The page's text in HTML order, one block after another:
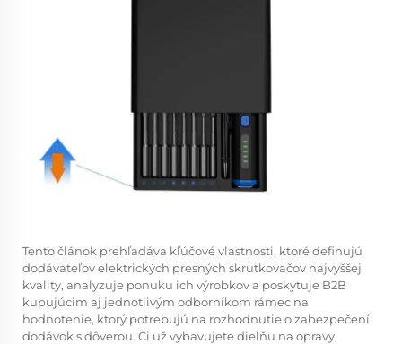
Tento článok prehľadáva kľúčové vlastnosti, ktoré definujú
dodávateľov elektrických presných skrutkovačov najvyššej
kvality, analyzuje ponuku ich výrobkov a poskytuje B2B
kupujúcim aj jednotlivým odborníkom rámec na
hodnotenie, ktorý potrebujú na rozhodnutie o zabezpečení
dodávok s dôverou. Či už vybavujete dielňu na opravy,